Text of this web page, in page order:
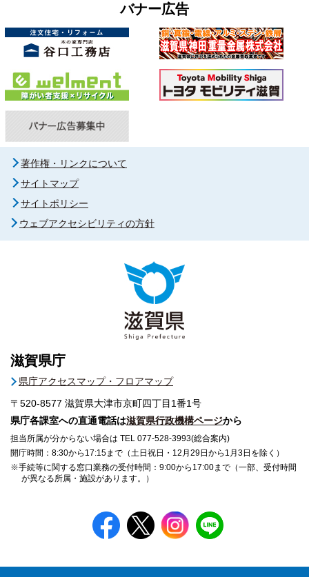
バナー広告
著作権・リンクについて
サイトマップ
サイトポリシー
ウェブアクセシビリティの方針
滋賀県庁
県庁アクセスマップ・フロアマップ
〒520-8577 滋賀県大津市京町四丁目1番1号
県庁各課室への直通電話は滋賀県行政機構ページから
担当所属が分からない場合は TEL 077-528-3993(総合案内)
開庁時間：8:30から17:15まで（土日祝日・12月29日から1月3日を除く）
※手続等に関する窓口業務の受付時間：9:00から17:00まで（一部、受付時間
が異なる所属・施設があります。）